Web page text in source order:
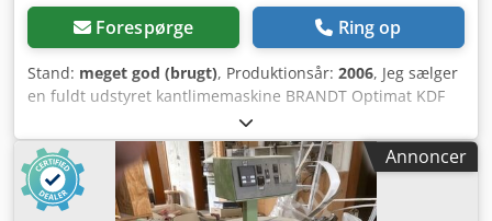
Forespørge Ring op
Stand: meget god (brugt), Produktionsår: 2006, Jeg sælger
en fuldt udstyret kantlimemaskine BRANDT Optimat KDF
550 C, årgang 2006: Konfiguration: Indgangsanslag,
manuelt justerbart Fugefræsning, manuelt justerbar
Kantlimning med EVA Materialetrykzone, servomotorisk
justerbar Kapssave, pneumatisk justerbare
Radiusfræsning top og bund, manuelt justerbar
Annoncer